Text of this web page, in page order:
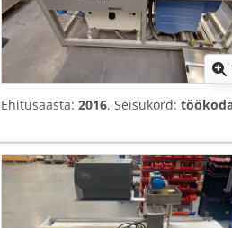
Ehitusaasta: 2016, Seisukord: